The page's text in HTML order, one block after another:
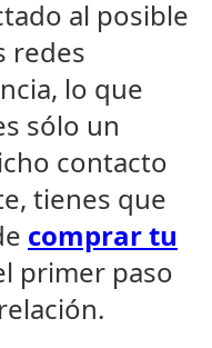
al posible
redes
lo que
sólo un
contacto
tienes que
comprar tu
primer paso